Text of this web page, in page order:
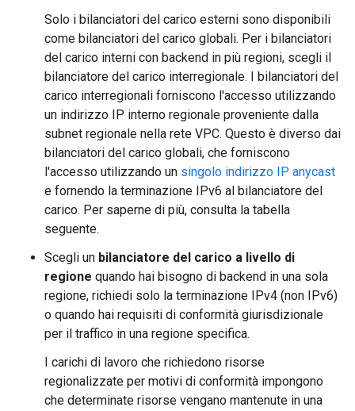
Solo i bilanciatori del carico esterni sono disponibili
come bilanciatori del carico globali. Per i bilanciatori
del carico interni con backend in più regioni, scegli il
bilanciatore del carico interregionale. I bilanciatori del
carico interregionali forniscono l'accesso utilizzando
un indirizzo IP interno regionale proveniente dalla
subnet regionale nella rete VPC. Questo è diverso dai
bilanciatori del carico globali, che forniscono
l'accesso utilizzando un singolo indirizzo IP anycast
e fornendo la terminazione IPv6 al bilanciatore del
carico. Per saperne di più, consulta la tabella
seguente.
Scegli un bilanciatore del carico a livello di
regione quando hai bisogno di backend in una sola
regione, richiedi solo la terminazione IPv4 (non IPv6)
o quando hai requisiti di conformità giurisdizionale
per il traffico in una regione specifica.
I carichi di lavoro che richiedono risorse
regionalizzate per motivi di conformità impongono
che determinate risorse vengano mantenute in una